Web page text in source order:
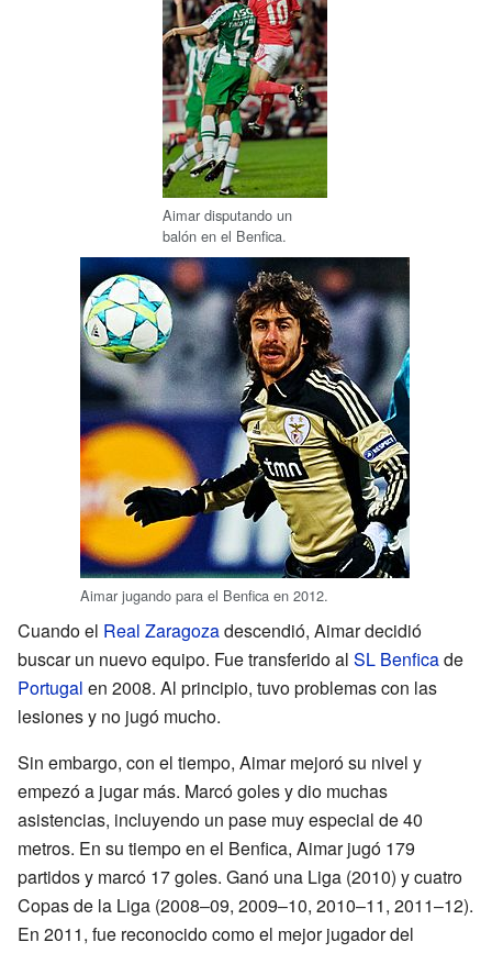
Aimar disputando un
balón en el Benfica.
Aimar jugando para el Benfica en 2012.
Cuando el Real Zaragozadescendió, Aimar decidió
buscar un nuevo equipo. Fue transferido al SL Benficade
Portugal en 2008. Al principio, tuvo problemas con las
lesiones y no jugó mucho.
Sin embargo, con el tiempo, Aimar mejoró su nivel y
empezó a jugar más. Marcó goles y dio muchas
asistencias, incluyendo un pase muy especial de 40
metros. En su tiempo en el Benfica, Aimar jugó 179
partidos y marcó 17 goles. Ganó una Liga (2010) y cuatro
Copas de la Liga (2008–09, 2009–10, 2010–11, 2011–12).
En 2011, fue reconocido como el mejor jugador del